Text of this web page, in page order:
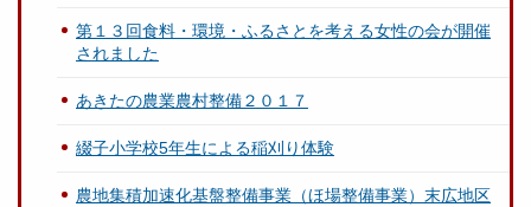
第１３回食料・環境・ふるさとを考える女性の会が開催
されました
あきたの農業農村整備２０１７
綴子小学校5年生による稲刈り体験
農地集積加速化基盤整備事業（ほ場整備事業）末広地区